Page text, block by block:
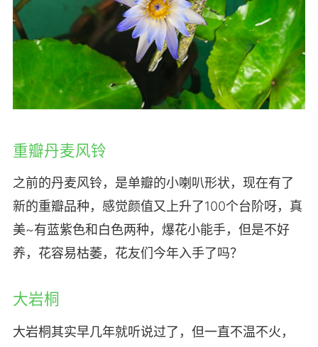
重瓣丹麦风铃
之前的丹麦风铃，是单瓣的小喇叭形状，现在有了
新的重瓣品种，感觉颜值又上升了100个台阶呀，真
美~有蓝紫色和白色两种，爆花小能手，但是不好
养，花容易枯萎，花友们今年入手了吗？
大岩桐
大岩桐其实早几年就听说过了，但一直不温不火，